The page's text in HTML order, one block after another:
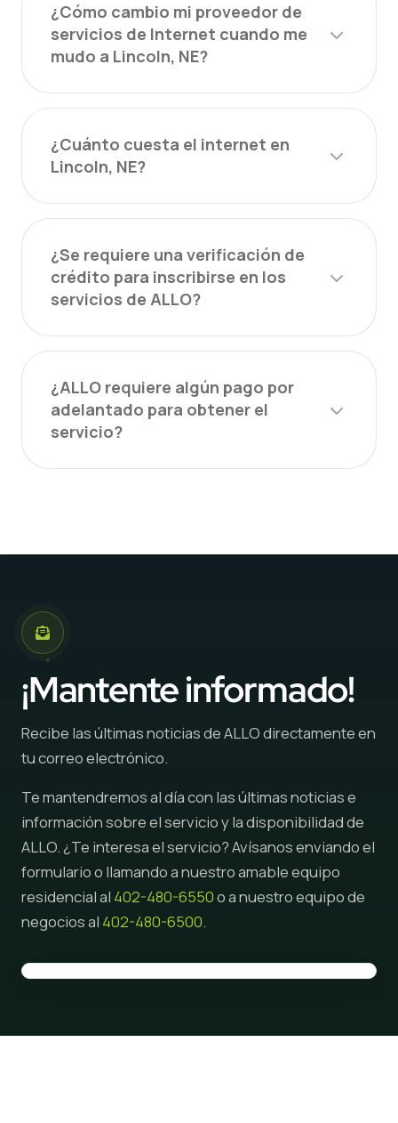
¿Cómo cambio mi proveedor de
servicios de Internet cuando me
mudo a Lincoln, NE?
¿Cuánto cuesta el internet en
Lincoln, NE?
¿Se requiere una verificación de
crédito para inscribirse en los
servicios de ALLO?
¿ALLO requiere algún pago por
adelantado para obtener el
servicio?
¡Mantente informado!
Recibe las últimas noticias de ALLO directamente en
tu correo electrónico.
Te mantendremos al día con las últimas noticias e
información sobre el servicio y la disponibilidad de
ALLO. ¿Te interesa el servicio? Avísanos enviando el
formulario o llamando a nuestro amable equipo
residencial al 402-480-6550o a nuestro equipo de
negocios al 402-480-6500.